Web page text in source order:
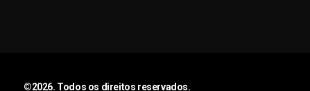
©2026. Todos os direitos reservados.